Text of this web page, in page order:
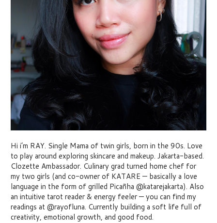
Hi i’m RAY. Single Mama of twin girls, born in the 90s. Love
to play around exploring skincare and makeup. Jakarta-based.
Clozette Ambassador. Culinary grad turned home chef for
my two girls (and co-owner of KATARE — basically a love
language in the form of grilled Picañha @katarejakarta). Also
an intuitive tarot reader & energy feeler — you can find my
readings at @rayofluna. Currently building a soft life full of
creativity, emotional growth, and good food.